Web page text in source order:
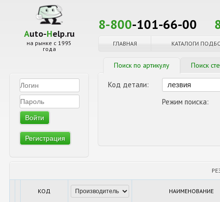
Auto-Help.ru
на рынке с 1995
года
Регистрация
8-800-101-66-00
ГЛАВНАЯ КАТАЛОГИ
Поиск по артикулу Поиск
Код детали:
Режим поиска:
КОД НАИМЕНОВАНИЕ